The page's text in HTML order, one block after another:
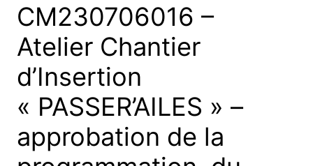
CM230706016 –
Atelier Chantier
d’Insertion
« PASSER’AILES » –
approbation de la